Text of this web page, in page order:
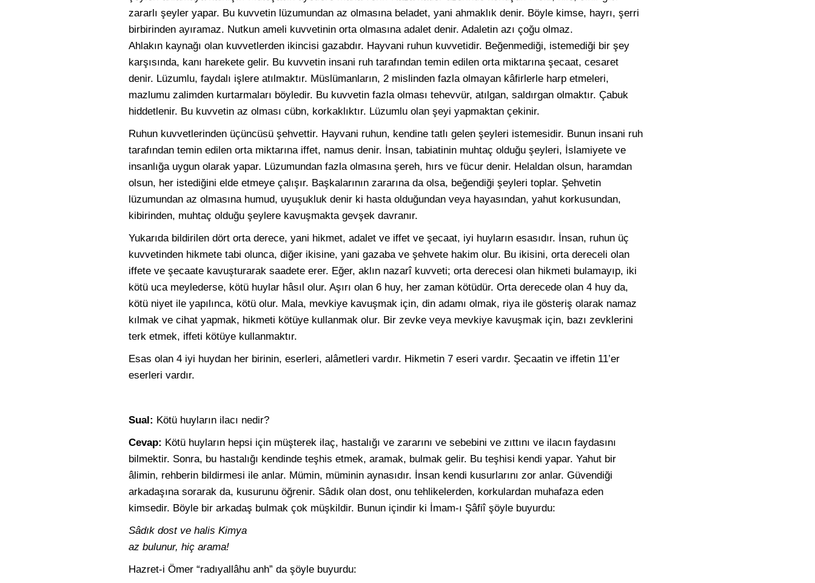
zararlı şeyler yapar. Bu kuvvetin lüzumundan az olmasına beladet, yani ahmaklık denir. Böyle kimse, hayrı, şerri
birbirinden ayıramaz. Nutkun ameli kuvvetinin orta olmasına adalet denir. Adaletin azı çoğu olmaz.
Ahlakın kaynağı olan kuvvetlerden ikincisi gazabdır. Hayvani ruhun kuvvetidir. Beğenmediği, istemediği bir şey
karşısında, kanı harekete gelir. Bu kuvvetin insani ruh tarafından temin edilen orta miktarına şecaat, cesaret
denir. Lüzumlu, faydalı işlere atılmaktır. Müslümanların, 2 mislinden fazla olmayan kâfirlerle harp etmeleri,
mazlumu zalimden kurtarmaları böyledir. Bu kuvvetin fazla olması tehevvür, atılgan, saldırgan olmaktır. Çabuk
hiddetlenir. Bu kuvvetin az olması cübn, korkaklıktır. Lüzumlu olan şeyi yapmaktan çekinir.
Ruhun kuvvetlerinden üçüncüsü şehvettir. Hayvani ruhun, kendine tatlı gelen şeyleri istemesidir. Bunun insani ruh
tarafından temin edilen orta miktarına iffet, namus denir. İnsan, tabiatinin muhtaç olduğu şeyleri, İslamiyete ve
insanlığa uygun olarak yapar. Lüzumundan fazla olmasına şereh, hırs ve fücur denir. Helaldan olsun, haramdan
olsun, her istediğini elde etmeye çalışır. Başkalarının zararına da olsa, beğendiği şeyleri toplar. Şehvetin
lüzumundan az olmasına humud, uyuşukluk denir ki hasta olduğundan veya hayasından, yahut korkusundan,
kibirinden, muhtaç olduğu şeylere kavuşmakta gevşek davranır.
Yukarıda bildirilen dört orta derece, yani hikmet, adalet ve iffet ve şecaat, iyi huyların esasıdır. İnsan, ruhun üç
kuvvetinden hikmete tabi olunca, diğer ikisine, yani gazaba ve şehvete hakim olur. Bu ikisini, orta dereceli olan
iffete ve şecaate kavuşturarak saadete erer. Eğer, aklın nazarî kuvveti; orta derecesi olan hikmeti bulamayıp, iki
kötü uca meylederse, kötü huylar hâsıl olur. Aşırı olan 6 huy, her zaman kötüdür. Orta derecede olan 4 huy da,
kötü niyet ile yapılınca, kötü olur. Mala, mevkiye kavuşmak için, din adamı olmak, riya ile gösteriş olarak namaz
kılmak ve cihat yapmak, hikmeti kötüye kullanmak olur. Bir zevke veya mevkiye kavuşmak için, bazı zevklerini
terk etmek, iffeti kötüye kullanmaktır.
Esas olan 4 iyi huydan her birinin, eserleri, alâmetleri vardır. Hikmetin 7 eseri vardır. Şecaatin ve iffetin 11’er
eserleri vardır.
Sual: Kötü huyların ilacı nedir?
Cevap: Kötü huyların hepsi için müşterek ilaç, hastalığı ve zararını ve sebebini ve zıttını ve ilacın faydasını
bilmektir. Sonra, bu hastalığı kendinde teşhis etmek, aramak, bulmak gelir. Bu teşhisi kendi yapar. Yahut bir
âlimin, rehberin bildirmesi ile anlar. Mümin, müminin aynasıdır. İnsan kendi kusurlarını zor anlar. Güvendiği
arkadaşına sorarak da, kusurunu öğrenir. Sâdık olan dost, onu tehlikelerden, korkulardan muhafaza eden
kimsedir. Böyle bir arkadaş bulmak çok müşkildir. Bunun içindir ki İmam-ı Şâfiî şöyle buyurdu:
Sâdık dost ve halis Kimya
az bulunur, hiç arama!
Hazret-i Ömer “radıyallâhu anh” da şöyle buyurdu: